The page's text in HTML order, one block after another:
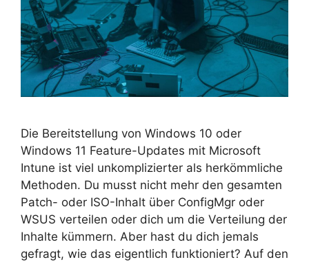
Die Bereitstellung von Windows 10 oder
Windows 11 Feature-Updates mit Microsoft
Intune ist viel unkomplizierter als herkömmliche
Methoden. Du musst nicht mehr den gesamten
Patch- oder ISO-Inhalt über ConfigMgr oder
WSUS verteilen oder dich um die Verteilung der
Inhalte kümmern. Aber hast du dich jemals
gefragt, wie das eigentlich funktioniert? Auf den